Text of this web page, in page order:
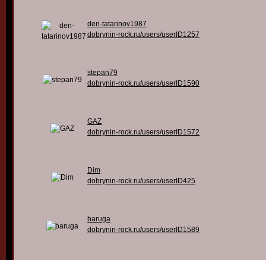
den-tatarinov1987
dobrynin-rock.ru/users/userID1257
stepan79
dobrynin-rock.ru/users/userID1590
GAZ
dobrynin-rock.ru/users/userID1572
Dim
dobrynin-rock.ru/users/userID425
baruga
dobrynin-rock.ru/users/userID1589